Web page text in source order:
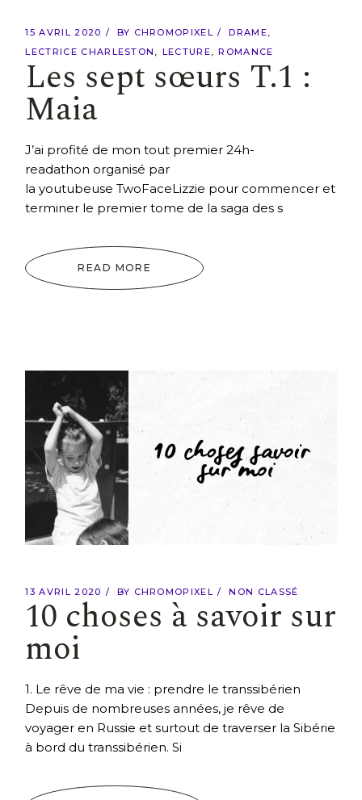
15 AVRIL 2020 BY CHROMOPIXEL
DRAME
LECTRICE CHARLESTON
LECTURE ROMANCE
Les sept sœurs T.1 :
Maia
J’ai profité de mon tout premier 24h-
readathon organisé par
la youtubeuse TwoFaceLizzie pour commencer et
terminer le premier tome de la saga des s
READ MORE
13 AVRIL 2020 BY CHROMOPIXEL NON CLASSÉ
10 choses à savoir sur
moi
1. Le rêve de ma vie : prendre le transsibérien
Depuis de nombreuses années, je rêve de
voyager en Russie et surtout de traverser la Sibérie
à bord du transsibérien. Si